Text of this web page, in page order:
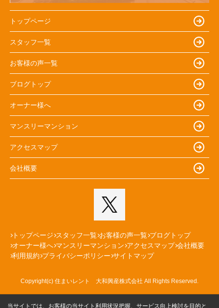
トップページ
スタッフ一覧
お客様の声一覧
ブログトップ
オーナー様へ
マンスリーマンション
アクセスマップ
会社概要
トップページ スタッフ一覧 お客様の声一覧 ブログトップ
オーナー様へ マンスリーマンション アクセスマップ 会社概要
利用規約 プライバシーポリシー サイトマップ
Copyright(c) 住まいレント 大和興産株式会社 All Rights Reserved.
当サイトでは、お客様の当サイト利用状況把握、サービス向上検討を目的と